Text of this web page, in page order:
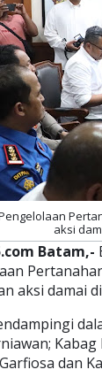
aksi
Batam,-
aksi damai
dan